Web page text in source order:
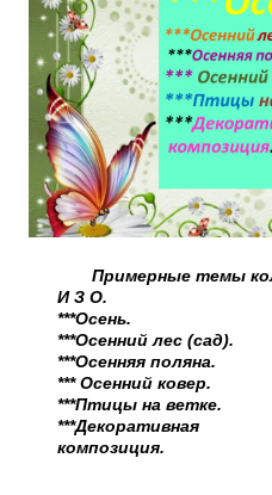
Примерные темы
И З О.
***Осень.
***Осенний лес (сад).
***Осенняя поляна.
*** Осенний ковер.
***Птицы на ветке.
***Декоративная
композиция.